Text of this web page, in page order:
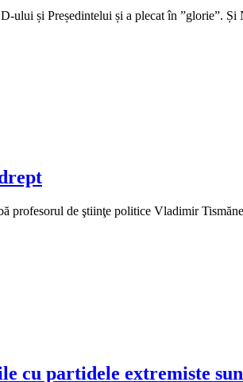
ului și Președintelui și a plecat în ”glorie”. Și
profesorul de ştiinţe politice Vladimir
cu partidele extremiste